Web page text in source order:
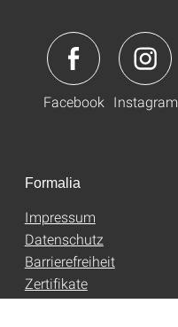
Facebook Instagram
Formalia
Impressum
Datenschutz
Barrierefreiheit
Zertifikate